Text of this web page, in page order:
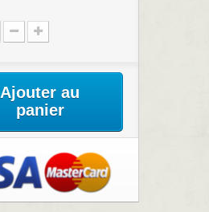
Ajouter au
panier